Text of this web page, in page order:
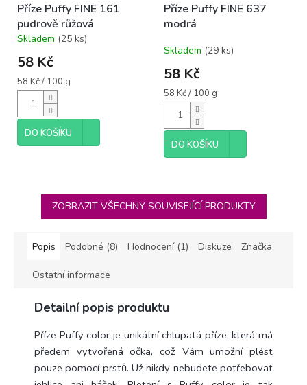
Příze Puffy FINE 161
pudrově růžová
Průměrné
hodnocení
produktu
je
5,0
5
hvězdiček.
Skladem (25 ks)
58 Kč
Měrná
cena:
58 Kč / 100 g
DO KOŠÍKU
Příze Puffy FINE 637
modrá
Skladem (29 ks)
58 Kč
Měrná
cena:
58 Kč / 100 g
DO KOŠÍKU
ZOBRAZIT VŠECHNY SOUVISEJÍCÍ PRODUKTY
Popis Podobné (8) Hodnocení (1) Diskuze Značka
Ostatní informace
Detailní popis produktu
Příze Puffy color je unikátní chlupatá příze, která má
předem vytvořená očka, což Vám umožní plést
pouze pomocí prstů. Už nikdy nebudete potřebovat